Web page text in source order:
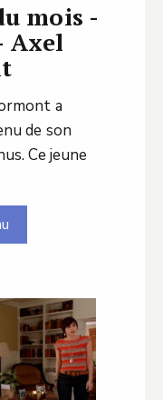
mois -
Axel
a
de son
Ce jeune